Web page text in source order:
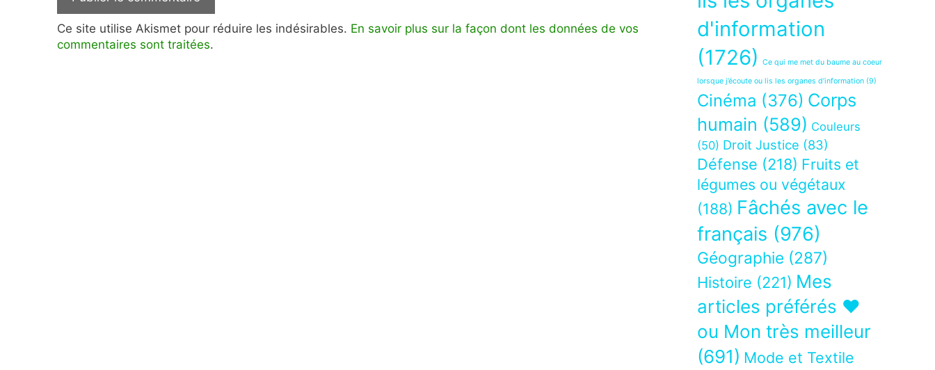
Ce site utilise Akismet pour réduire les indésirables. En savoir plus sur la façon dont les données de vos
commentaires sont traitées.
d'information
(1726)
Ce qui me met du baume au coeur
lorsque j’écoute ou lis les organes d’information (9)
Cinéma (376) Corps
humain (589) Couleurs
(50) Droit Justice (83)
Défense (218) Fruits et
légumes ou végétaux
(188) Fâchés avec le
français (976)
Géographie (287)
Histoire (221) Mes
articles préférés ❤
ou Mon très meilleur
(691) Mode et Textile